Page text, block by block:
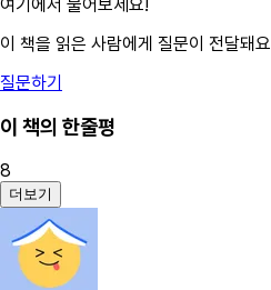
여기에서 물어보세요!
이 책을 읽은 사람에게 질문이 전달돼요
질문하기
이 책의 한줄평
8
더보기